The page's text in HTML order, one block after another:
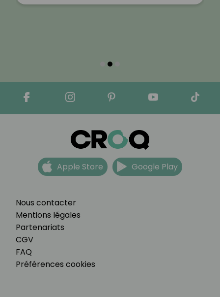
Nous contacter
Mentions légales
Partenariats
CGV
FAQ
Préférences cookies
Apple Store Google Play